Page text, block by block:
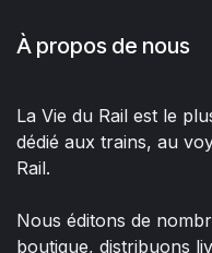
À propos de nous
La Vie du Rail est le
dédié aux trains, au
Rail.
Nous éditons de
boutique, distribuons